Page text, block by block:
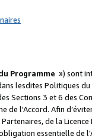
Programme ») sont
lesdites Politiques
Sections 3 et 6 des
de l'Accord. Afin
de la
essentielle de